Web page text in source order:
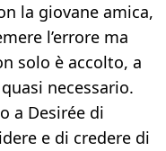
la giovane amica,
l’errore ma
solo è accolto, a
necessario.
a Desirée di
e di credere di